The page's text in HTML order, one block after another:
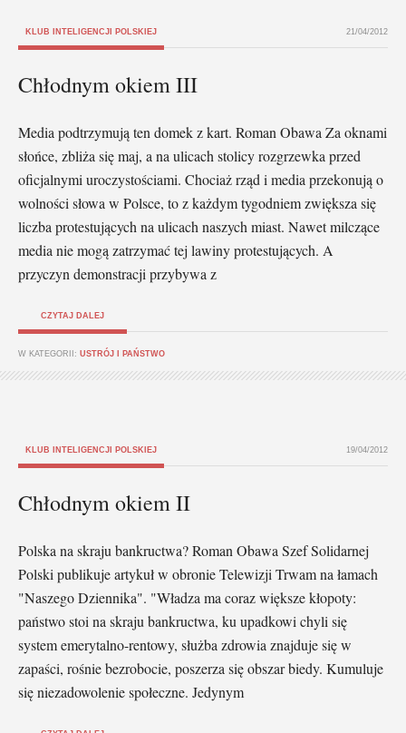
KLUB INTELIGENCJI POLSKIEJ 21/04/2012
Chłodnym okiem III
Media podtrzymują ten domek z kart. Roman Obawa Za oknami
słońce, zbliża się maj, a na ulicach stolicy rozgrzewka przed
oficjalnymi uroczystościami. Chociaż rząd i media przekonują o
wolności słowa w Polsce, to z każdym tygodniem zwiększa się
liczba protestujących na ulicach naszych miast. Nawet milczące
media nie mogą zatrzymać tej lawiny protestujących. A
przyczyn demonstracji przybywa z
CZYTAJ DALEJ
W KATEGORII: USTRÓJ I PAŃSTWO
KLUB INTELIGENCJI POLSKIEJ 19/04/2012
Chłodnym okiem II
Polska na skraju bankructwa? Roman Obawa Szef Solidarnej
Polski publikuje artykuł w obronie Telewizji Trwam na łamach
"Naszego Dziennika". "Władza ma coraz większe kłopoty:
państwo stoi na skraju bankructwa, ku upadkowi chyli się
system emerytalno-rentowy, służba zdrowia znajduje się w
zapaści, rośnie bezrobocie, poszerza się obszar biedy. Kumuluje
się niezadowolenie społeczne. Jedynym